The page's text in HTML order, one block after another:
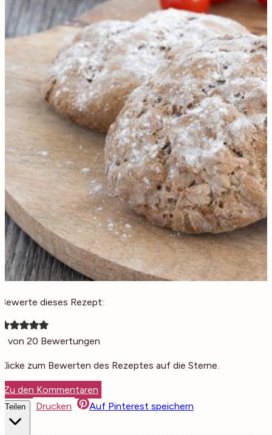
Bewerte dieses Rezept:
von 20 Bewertungen
Klicke zum Bewerten des Rezeptes auf die Sterne.
Zu den Kommentaren
Teilen Drucken Auf Pinterest speichern